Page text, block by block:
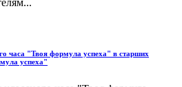
часа "Твоя формула успеха" в старших
успеха"